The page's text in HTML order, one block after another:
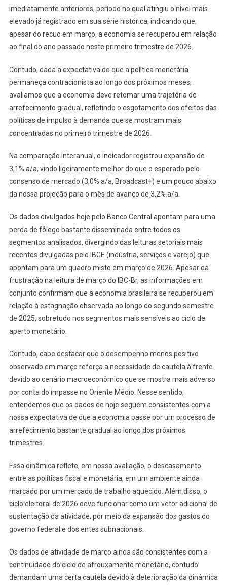
imediatamente anteriores, período no qual atingiu o nível mais
elevado já registrado em sua série histórica, indicando que,
apesar do recuo em março, a economia se recuperou em relação
ao final do ano passado neste primeiro trimestre de 2026.
Contudo, dada a expectativa de que a política monetária
permaneça contracionista ao longo dos próximos meses,
avaliamos que a economia deve retomar uma trajetória de
arrefecimento gradual, refletindo o esgotamento dos efeitos das
políticas de impulso à demanda que se mostram mais
concentradas no primeiro trimestre de 2026.
Na comparação interanual, o indicador registrou expansão de
3,1% a/a, vindo ligeiramente melhor do que o esperado pelo
consenso de mercado (3,0% a/a, Broadcast+) e um pouco abaixo
da nossa projeção para o mês de avanço de 3,2% a/a.
Os dados divulgados hoje pelo Banco Central apontam para uma
perda de fôlego bastante disseminada entre todos os
segmentos analisados, divergindo das leituras setoriais mais
recentes divulgadas pelo IBGE (indústria, serviços e varejo) que
apontam para um quadro misto em março de 2026. Apesar da
frustração na leitura de março do IBC-Br, as informações em
conjunto confirmam que a economia brasileira se recuperou em
relação à estagnação observada ao longo do segundo semestre
de 2025, sobretudo nos segmentos mais sensíveis ao ciclo de
aperto monetário.
Contudo, cabe destacar que o desempenho menos positivo
observado em março reforça a necessidade de cautela à frente
devido ao cenário macroeconômico que se mostra mais adverso
por conta do impasse no Oriente Médio. Nesse sentido,
entendemos que os dados de hoje seguem consistentes com a
nossa expectativa de que a economia passe por um processo de
arrefecimento bastante gradual ao longo dos próximos
trimestres.
Essa dinâmica reflete, em nossa avaliação, o descasamento
entre as políticas fiscal e monetária, em um ambiente ainda
marcado por um mercado de trabalho aquecido. Além disso, o
ciclo eleitoral de 2026 deve funcionar como um vetor adicional de
sustentação da atividade, por meio da expansão dos gastos do
governo federal e dos entes subnacionais.
Os dados de atividade de março ainda são consistentes com a
continuidade do ciclo de afrouxamento monetário, contudo
demandam uma certa cautela devido à deterioração da dinâmica